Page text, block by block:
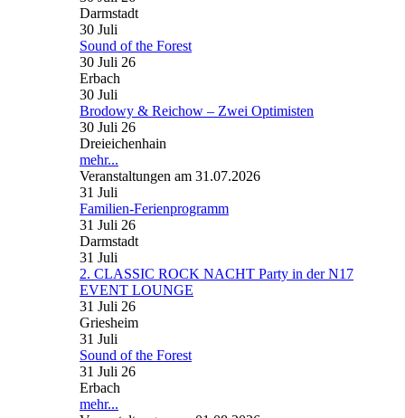
Darmstadt
30 Juli
Sound of the Forest
30 Juli 26
Erbach
30 Juli
Brodowy & Reichow – Zwei Optimisten
30 Juli 26
Dreieichenhain
mehr...
Veranstaltungen am 31.07.2026
31 Juli
Familien-Ferienprogramm
31 Juli 26
Darmstadt
31 Juli
2. CLASSIC ROCK NACHT Party in der N17
EVENT LOUNGE
31 Juli 26
Griesheim
31 Juli
Sound of the Forest
31 Juli 26
Erbach
mehr...